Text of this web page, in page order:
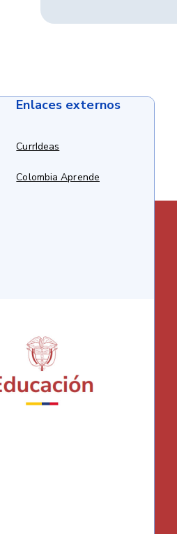
Enlaces externos
CurrIdeas
Colombia Aprende